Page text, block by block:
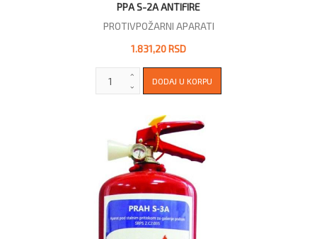
PPA S-2A ANTIFIRE
PROTIVPOŽARNI APARATI
1.831,20 RSD